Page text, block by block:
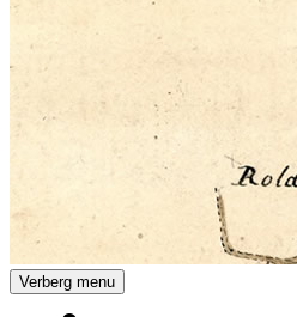
Verberg menu